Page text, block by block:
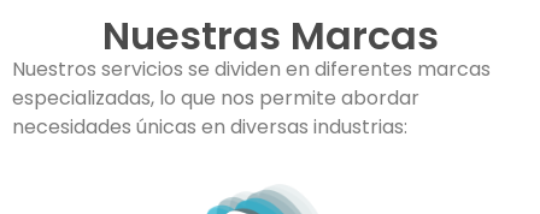
Nuestras Marcas
Nuestros servicios se dividen en diferentes marcas
especializadas, lo que nos permite abordar
necesidades únicas en diversas industrias: